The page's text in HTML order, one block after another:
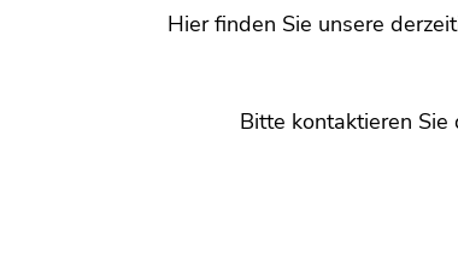
Hier finden Sie unsere
Bitte kontaktieren